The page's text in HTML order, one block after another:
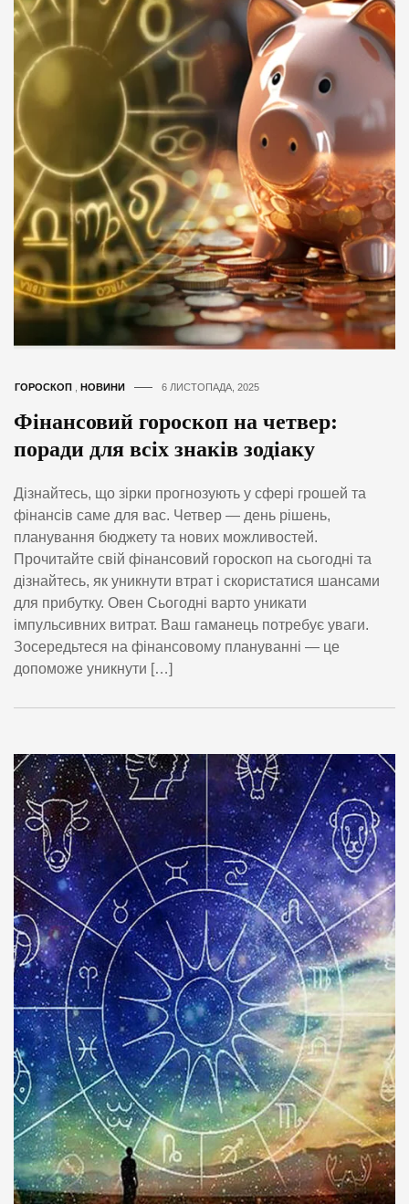
ГОРОСКОП НОВИНИ 6 ЛИСТОПАДА, 2025
Фінансовий гороскоп на четвер:
поради для всіх знаків зодіаку
Дізнайтесь, що зірки прогнозують у сфері грошей та
фінансів саме для вас. Четвер — день рішень,
планування бюджету та нових можливостей.
Прочитайте свій фінансовий гороскоп на сьогодні та
дізнайтесь, як уникнути втрат і скористатися шансами
для прибутку. Овен Сьогодні варто уникати
імпульсивних витрат. Ваш гаманець потребує уваги.
Зосередьтеся на фінансовому плануванні — це
допоможе уникнути […]